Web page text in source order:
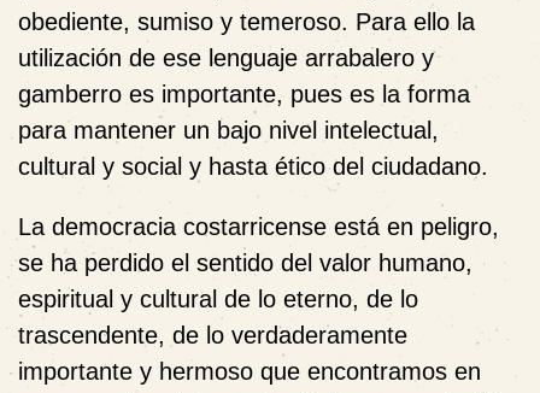
obediente, sumiso y temeroso. Para ello la
utilización de ese lenguaje arrabalero y
gamberro es importante, pues es la forma
para mantener un bajo nivel intelectual,
cultural y social y hasta ético del ciudadano.
La democracia costarricense está en peligro,
se ha perdido el sentido del valor humano,
espiritual y cultural de lo eterno, de lo
trascendente, de lo verdaderamente
importante y hermoso que encontramos en